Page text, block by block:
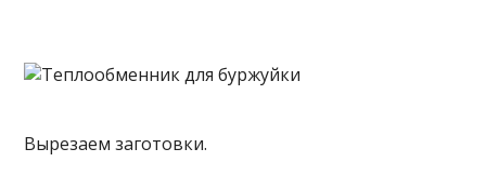
Вырезаем заготовки.